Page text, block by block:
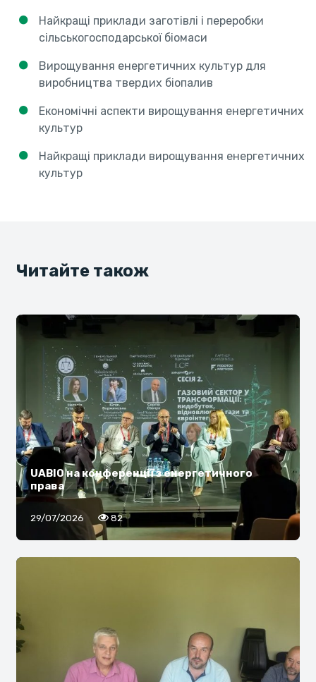
Найкращі приклади заготівлі і переробки
сільськогосподарської біомаси
Вирощування енергетичних культур для
виробництва твердих біопалив
Економічні аспекти вирощування енергетичних
культур
Найкращі приклади вирощування енергетичних
культур
Читайте також
UABIO на конференції з енергетичного
права
29/07/2026 82